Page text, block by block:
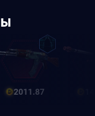
2011.87